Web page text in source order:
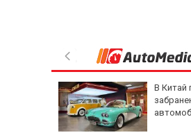
В Китай